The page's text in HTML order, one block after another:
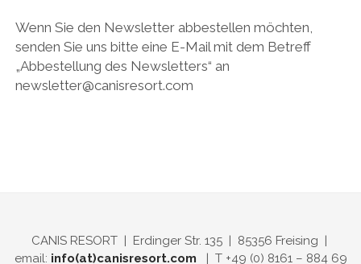
Wenn Sie den Newsletter abbestellen möchten,
senden Sie uns bitte eine E-Mail mit dem Betreff
„Abbestellung des Newsletters“ an
newsletter@canisresort.com
CANIS RESORT | Erdinger Str. 135 | 85356 Freising |
email: info(at)canisresort.com | T +49 (0) 8161 – 884 69